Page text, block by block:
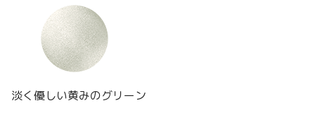
淡く優しい黄みのグリーン